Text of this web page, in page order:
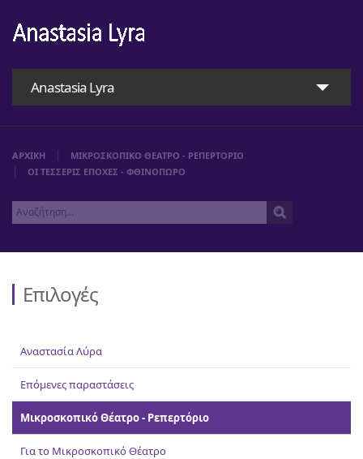
Anastasia Lyra
Αρχική
Αναστασία Λύρα
Επικοινωνία
ΑΡΧΙΚΗ
ΜΙΚΡΟΣΚΟΠΙΚΟ ΘΕΑΤΡΟ - ΡΕΠΕΡΤΟΡΙΟ
ΟΙ ΤΕΣΣΕΡΙΣ ΕΠΟΧΕΣ - ΦΘΙΝΟΠΩΡΟ
Επιλογές
Αναστασία Λύρα
Επόμενες παραστάσεις
Μικροσκοπικό Θέατρο - Ρεπερτόριο
Για το Μικροσκοπικό Θέατρο